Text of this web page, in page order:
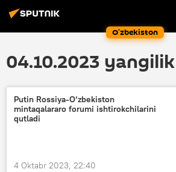
O‘zbekiston
04.10.2023
Putin Rossiya-O‘zbekiston
mintaqalararo forumi ishtirokchilarini
qutladi
4 Oktabr 2023, 22:40